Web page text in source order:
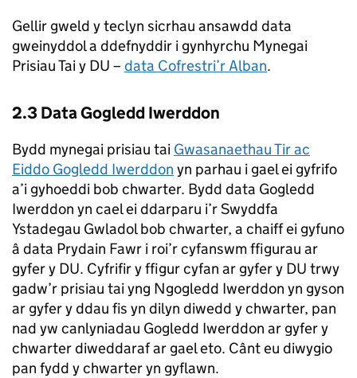
Gellir gweld y teclyn sicrhau ansawdd data
gweinyddol a ddefnyddir i gynhyrchu Mynegai
Prisiau Tai y DU – data Cofrestri’r Alban.
2.3 Data Gogledd Iwerddon
Bydd mynegai prisiau tai Gwasanaethau Tir ac
Eiddo Gogledd Iwerddon yn parhau i gael ei gyfrifo
a’i gyhoeddi bob chwarter. Bydd data Gogledd
Iwerddon yn cael ei ddarparu i’r Swyddfa
Ystadegau Gwladol bob chwarter, a chaiff ei gyfuno
â data Prydain Fawr i roi’r cyfanswm ffigurau ar
gyfer y DU. Cyfrifir y ffigur cyfan ar gyfer y DU trwy
gadw’r prisiau tai yng Ngogledd Iwerddon yn gyson
ar gyfer y ddau fis yn dilyn diwedd y chwarter, pan
nad yw canlyniadau Gogledd Iwerddon ar gyfer y
chwarter diweddaraf ar gael eto. Cânt eu diwygio
pan fydd y chwarter yn gyflawn.